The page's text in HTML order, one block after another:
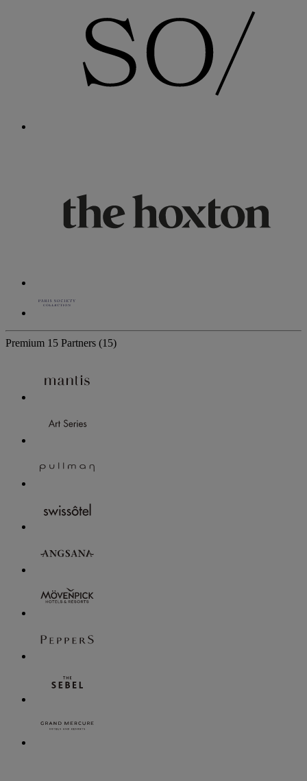
Premium 15 Partners (15)